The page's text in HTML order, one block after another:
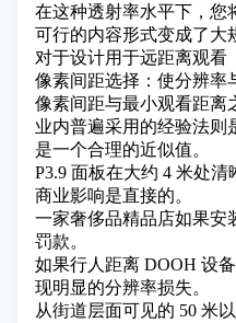
在这种透射率水平下，您
可行的内容形式变成了大
对于设计用于远距离观看
像素间距选择：使分辨率
像素间距与最小观看距离
业内普遍采用的经验法则
是一个合理的近似值。
P3.9 面板在大约 4 米处清
商业影响是直接的。
一家奢侈品精品店如果安
罚款。
如果行人距离 DOOH 设
现明显的分辨率损失。
从街道层面可见的 50 米